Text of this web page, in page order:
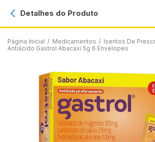
Página Inicial / Medicamentos / Isentos De
Antiácido Gastrol Abacaxi 5g 6 Envelopes
Detalhes do Produto